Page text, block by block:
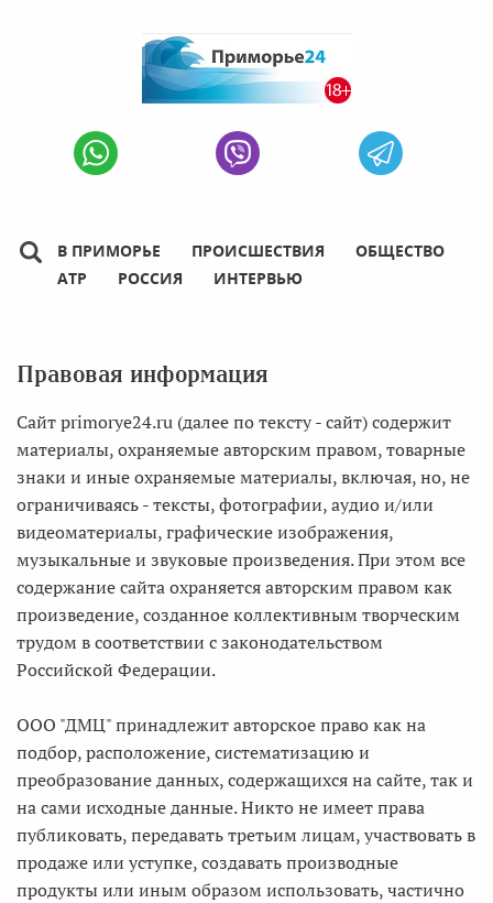
В ПРИМОРЬЕ ПРОИСШЕСТВИЯ
ОБЩЕСТВО
АТР
РОССИЯ ИНТЕРВЬЮ
Правовая информация
Сайт primorye24.ru (далее по тексту - сайт) содержит
материалы, охраняемые авторским правом, товарные
знаки и иные охраняемые материалы, включая, но, не
ограничиваясь - тексты, фотографии, аудио и/или
видеоматериалы, графические изображения,
музыкальные и звуковые произведения. При этом все
содержание сайта охраняется авторским правом как
произведение, созданное коллективным творческим
трудом в соответствии с законодательством
Российской Федерации.
ООО "ДМЦ" принадлежит авторское право как на
подбор, расположение, систематизацию и
преобразование данных, содержащихся на сайте, так и
на сами исходные данные. Никто не имеет права
публиковать, передавать третьим лицам, участвовать в
продаже или уступке, создавать производные
продукты или иным образом использовать, частично